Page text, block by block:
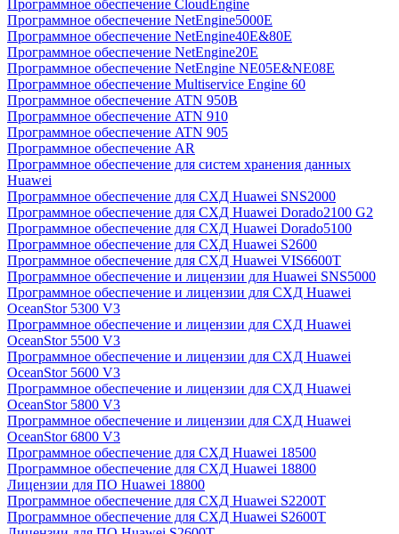
Программное обеспечение CloudEngine
Программное обеспечение NetEngine5000E
Программное обеспечение NetEngine40E&80E
Программное обеспечение NetEngine20E
Программное обеспечение NetEngine NE05E&NE08E
Программное обеспечение Multiservice Engine 60
Программное обеспечение ATN 950B
Программное обеспечение ATN 910
Программное обеспечение ATN 905
Программное обеспечение AR
Программное обеспечение для систем хранения данных
Huawei
Программное обеспечение для СХД Huawei SNS2000
Программное обеспечение для СХД Huawei Dorado2100 G2
Программное обеспечение для СХД Huawei Dorado5100
Программное обеспечение для СХД Huawei S2600
Программное обеспечение для СХД Huawei VIS6600T
Программное обеспечение и лицензии для Huawei SNS5000
Программное обеспечение и лицензии для СХД Huawei
OceanStor 5300 V3
Программное обеспечение и лицензии для СХД Huawei
OceanStor 5500 V3
Программное обеспечение и лицензии для СХД Huawei
OceanStor 5600 V3
Программное обеспечение и лицензии для СХД Huawei
OceanStor 5800 V3
Программное обеспечение и лицензии для СХД Huawei
OceanStor 6800 V3
Программное обеспечение для СХД Huawei 18500
Программное обеспечение для СХД Huawei 18800
Лицензии для ПО Huawei 18800
Программное обеспечение для СХД Huawei S2200T
Программное обеспечение для СХД Huawei S2600T